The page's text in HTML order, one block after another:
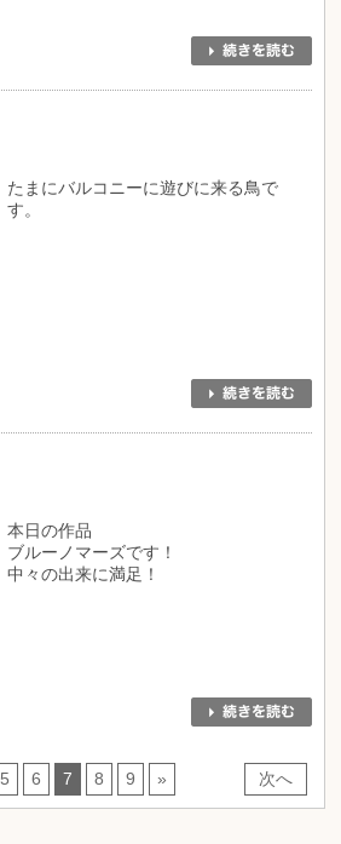
たまにバルコニーに遊びに来る鳥で
す。
本日の作品
ブルーノマーズです！
中々の出来に満足！
5 6 7 8 9 » 次へ